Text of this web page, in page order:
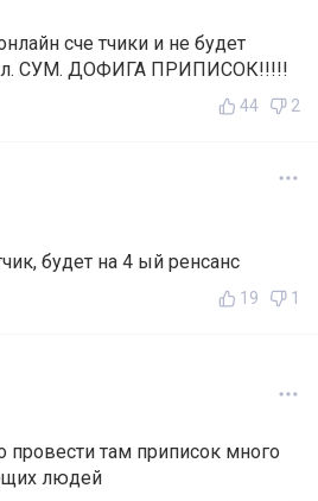
сче тчики и не будет
СУМ. ДОФИГА ПРИПИСОК!!!!!
44 2
будет на 4 ый ренсанс
19 1
провести там приписок много
людей